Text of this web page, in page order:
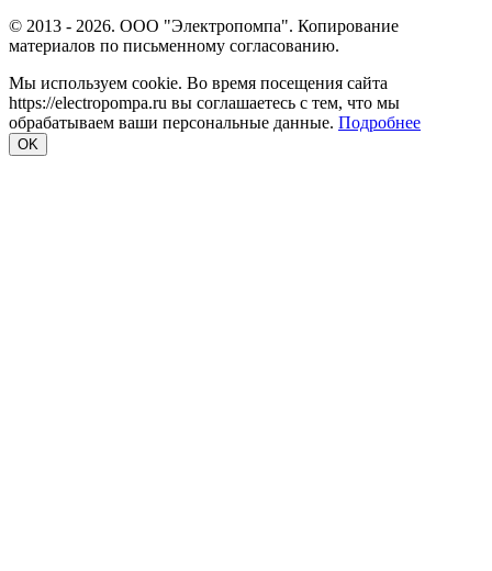
© 2013 - 2026. ООО "Электропомпа". Копирование
материалов по письменному согласованию.
Мы используем cookie. Во время посещения сайта
https://electropompa.ru вы соглашаетесь с тем, что мы
обрабатываем ваши персональные данные. Подробнее
OK